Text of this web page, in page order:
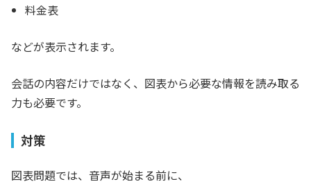
料金表
などが表示されます。
会話の内容だけではなく、図表から必要な情報を読み取る
力も必要です。
対策
図表問題では、音声が始まる前に、